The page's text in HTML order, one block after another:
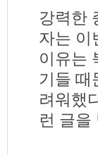
강력한
자는 이
이유는
기들 때
려워했
런 글을